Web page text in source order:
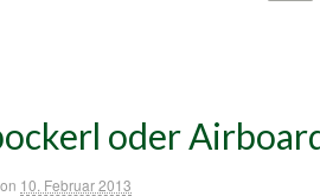
oder
on 10. Februar 2013